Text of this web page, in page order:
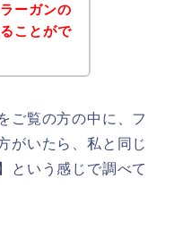
ーガンの
ことがで
ご覧の方の中に、フ
がいたら、私と同じ
という感じで調べて